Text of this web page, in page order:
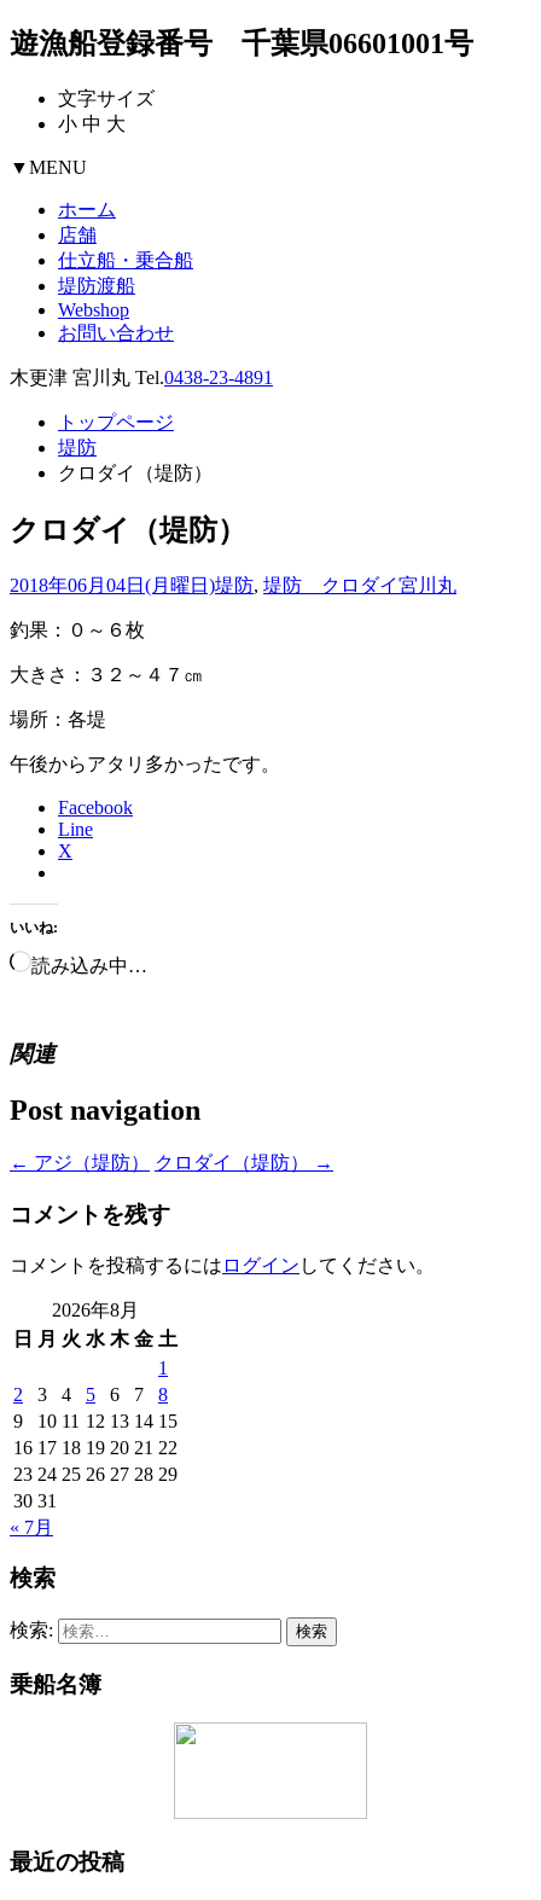
遊漁船登録番号 千葉県06601001号
文字サイズ
小 中 大
▼MENU
ホーム
店舗
仕立船・乗合船
堤防渡船
Webshop
お問い合わせ
木更津 宮川丸 Tel.0438-23-4891
トップページ
堤防
クロダイ（堤防）
クロダイ（堤防）
2018年06月04日(月曜日)堤防, 堤防 クロダイ宮川丸
釣果：０～６枚
大きさ：３２～４７㎝
場所：各堤
午後からアタリ多かったです。
Facebook
Line
X
いいね:
読み込み中…
関連
Post navigation
← アジ（堤防） クロダイ（堤防） →
コメントを残す
コメントを投稿するには ログイン してください。
2026年8月
日
月 火 水 木 金 土
1
2
3 4 5 6 7
8
9
10 11 12 13 14 15
16 17 18 19 20 21 22
23 24 25 26 27 28 29
30 31
« 7月
検索
検索:
乗船名簿
最近の投稿